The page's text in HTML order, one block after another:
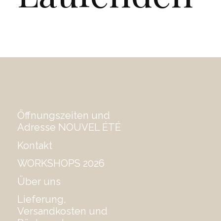
Öffnungszeiten und
Adresse NOUVEL ÉTÉ
Kontakt
WORKSHOPS 2026
Über uns
Lieferung,
Versandkosten und